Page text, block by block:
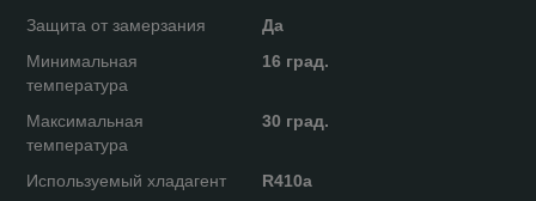
Защита от замерзания
Да
Минимальная
температура
16 град.
Максимальная
температура
30 град.
Используемый хладагент R410a